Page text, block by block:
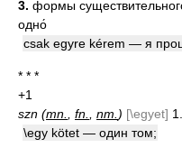
3. формы
одно́
csak egyre kérem — я
* * *
+1
szn (mn. fn. nm. ) [\egyet]
\egy kötet — один том;